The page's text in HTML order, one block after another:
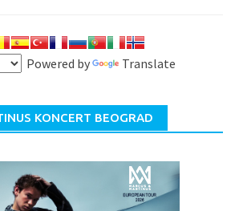
Powered by Translate
KONCERT BEOGRAD